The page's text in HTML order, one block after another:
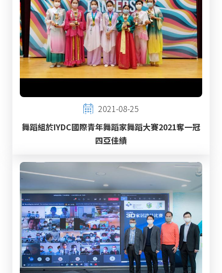
2021-08-25
舞蹈組於IYDC國際青年舞蹈家舞蹈大賽2021奪一冠
四亞佳績